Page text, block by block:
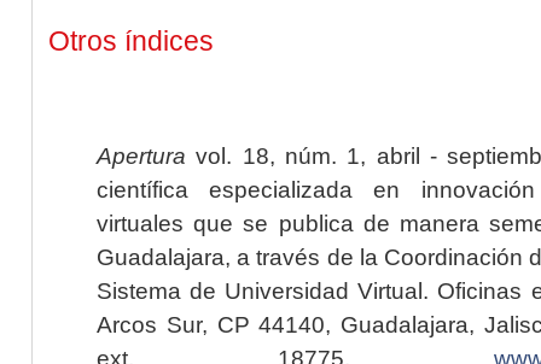
Otros índices
Apertura vol. 18, núm. 1, abril -
científica especializada en
virtuales que se publica de manera
Guadalajara, a través de la Coordinación
Sistema de Universidad Virtual. Oficinas
Arcos Sur, CP 44140, Guadalajara,
ext. 18775,